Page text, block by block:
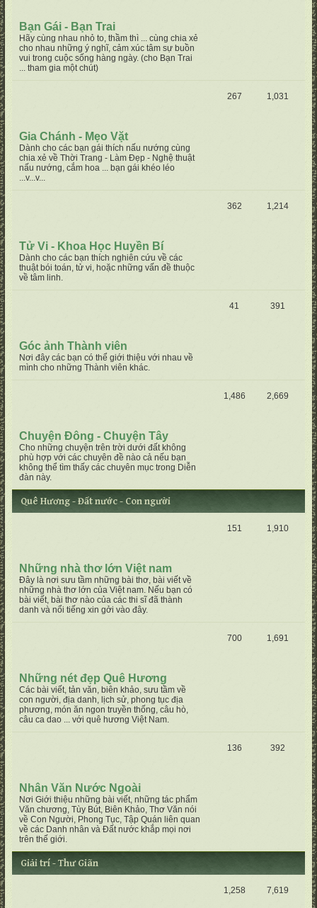
Bạn Gái - Bạn Trai
Hãy cùng nhau nhỏ to, thầm thì ... cùng chia xẻ
cho nhau những ý nghĩ, cảm xúc tâm sự buồn
vui trong cuộc sống hàng ngày. (cho Bạn Trai
... tham gia một chút)
Gia Chánh - Mẹo Vặt
Dành cho các bạn gái thích nấu nướng cùng
chia xẻ về Thời Trang - Làm Đẹp - Nghệ thuật
nấu nướng, cắm hoa ... bạn gái khéo léo
...v...v...
267 1,031
Tử Vi - Khoa Học Huyền Bí
Dành cho các bạn thích nghiên cứu về các
thuật bói toán, tử vi, hoặc những vấn đề thuộc
về tâm linh.
362 1,214
Góc ảnh Thành viên
Nơi đây các bạn có thể giới thiệu với nhau về
mình cho những Thành viên khác.
41 391
Chuyện Đông - Chuyện Tây
Cho những chuyện trên trời dưới đất không
phù hợp với các chuyên đề nào cả nếu bạn
không thể tìm thấy các chuyên mục trong Diễn
đàn này.
1,486 2,669
Quê Hương - Đất nước - Con người
Những nhà thơ lớn Việt nam
Đây là nơi sưu tầm những bài thơ, bài viết về
những nhà thơ lớn của Việt nam. Nếu bạn có
bài viết, bài thơ nào của các thi sĩ đã thành
danh và nổi tiếng xin gởi vào đây.
151 1,910
Những nét đẹp Quê Hương
Các bài viết, tản văn, biên khảo, sưu tầm về
con người, địa danh, lịch sử, phong tục địa
phương, món ăn ngon truyền thống, câu hò,
câu ca dao ... với quê hương Việt Nam.
700 1,691
Nhân Văn Nước Ngoài
Nơi Giới thiệu những bài viết, những tác phẩm
Văn chương, Tùy Bút, Biên Khảo, Thơ Văn nói
về Con Người, Phong Tục, Tập Quán liên quan
về các Danh nhân và Đất nước khắp mọi nơi
trên thế giới.
136 392
Giải trí - Thư Giãn
1,258 7,619